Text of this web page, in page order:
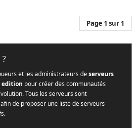
Page 1 sur 1
et les administrateurs deserveurs
edition pour créer des communautés
Tous les serveurs sont
de proposer une liste de serveurs